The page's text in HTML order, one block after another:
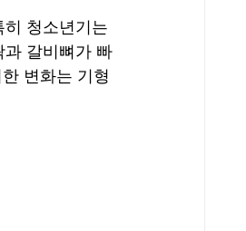
청소년기는
갈비뼈가 빠
변화는 기형